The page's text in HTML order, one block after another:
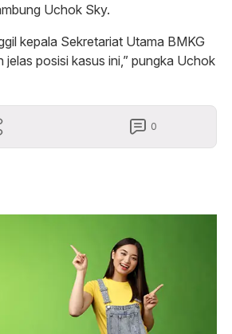
Uchok Sky.
kepala Sekretariat Utama BMKG
posisi kasus ini,” pungka Uchok
0